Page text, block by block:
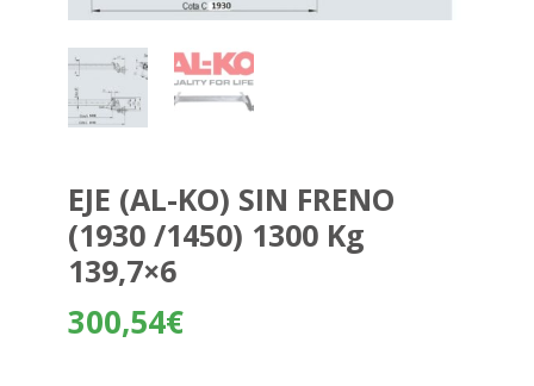
EJE (AL-KO) SIN FRENO
(1930 /1450) 1300 Kg
139,7×6
300,54€